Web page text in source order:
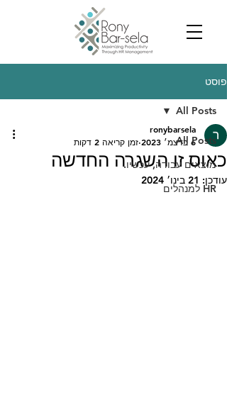
פוסט
All Posts
מוצאים עבודה, עכשיו.
HR למנהלים
All Posts
כאוס זו השגרה החדשה
ronybarsela
6 בדצמ׳ 2023
זמן קריאה 2 דקות
עודכן: 21 בינו׳ 2024